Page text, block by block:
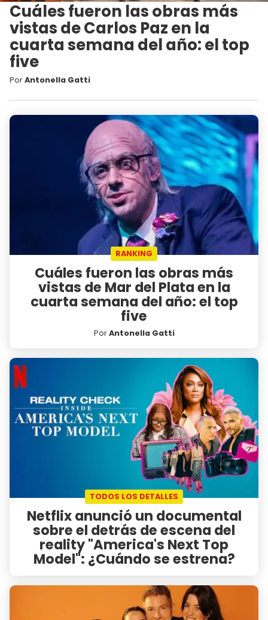
Cuáles fueron las obras más
vistas de Carlos Paz en la
cuarta semana del año: el top
five
PorAntonella Gatti
RANKING
Cuáles fueron las obras más
vistas de Mar del Plata en la
cuarta semana del año: el top
five
PorAntonella Gatti
TODOS LOS DETALLES
Netflix anunció un documental
sobre el detrás de escena del
reality "America's Next Top
Model": ¿Cuándo se estrena?